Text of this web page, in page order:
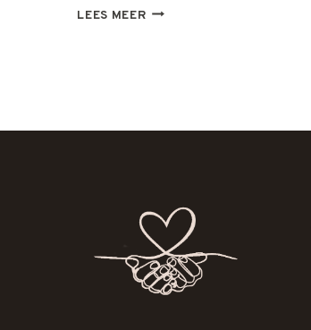
LEES MEERFAMILIEBANDEN